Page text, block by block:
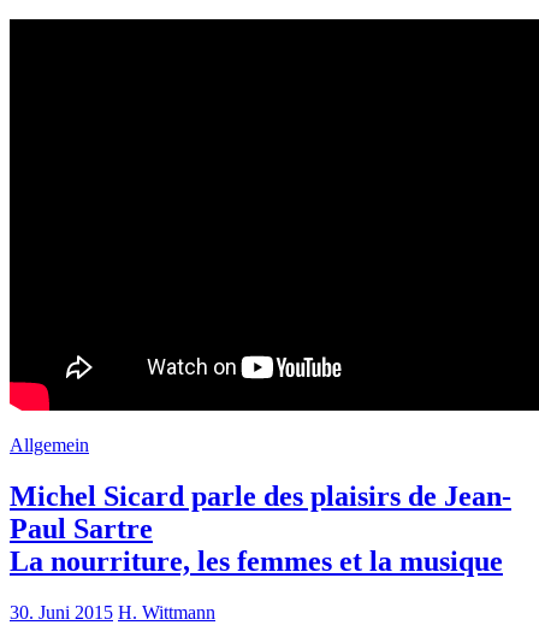
Allgemein
Michel Sicard parle des plaisirs de Jean-
Paul Sartre
La nourriture, les femmes et la musique
30. Juni 2015 H. Wittmann